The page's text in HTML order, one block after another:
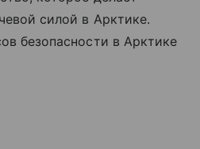
силой в Арктике.
безопасности в Арктике